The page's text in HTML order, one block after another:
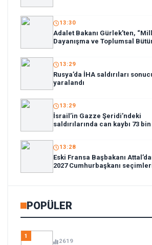
13:30
Adalet Bakanı Gürlek’ten,
Dayanışma ve Toplumsal
Güçlendirilmesi Kanun
paylaşım:
13:29
Rusya’da İHA saldırıları
yaralandı
13:29
İsrail’in Gazze Şeridi’ndeki
saldırılarında can kaybı 73 bin
yükseldi
13:28
Eski Fransa Başbakanı
2027 Cumhurbaşkanı
müdahale suçlaması:
POPÜLER
1
2619